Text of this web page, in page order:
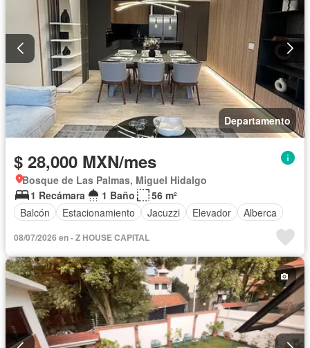
Departamento
$ 28,000 MXN/mes
Bosque de Las Palmas, Miguel Hidalgo
1 Recámara
1 Baño
56 m²
Balcón
Estacionamiento Jacuzzi Elevador Alberca
08/07/2026 en - Z HOUSE CAPITAL